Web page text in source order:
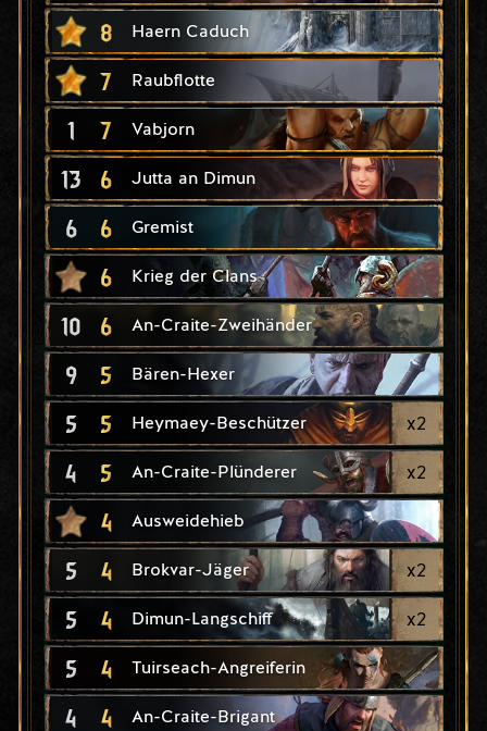
8 Haern Caduch
7 Raubflotte
1 7 Vabjorn
13 6 Jutta an Dimun
6 6 Gremist
6 Krieg der Clans
10 6 An-Craite-Zweihänder
9 5 Bären-Hexer
5 5 Heymaey-Beschützer x2
4 5 An-Craite-Plünderer x2
4 Ausweidehieb
5 4 Brokvar-Jäger x2
5 4 Dimun-Langschiff x2
5 4 Tuirseach-Angreiferin
4 4 An-Craite-Brigant